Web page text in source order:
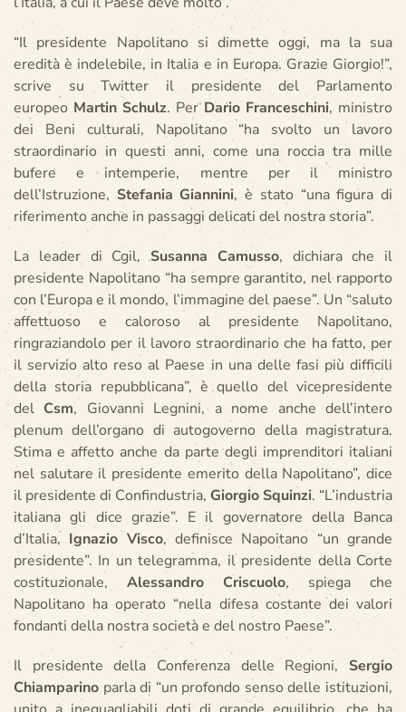
“Il presidente Napolitano si dimette oggi, ma la sua
eredità è indelebile, in Italia e in Europa. Grazie Giorgio!”,
scrive su Twitter il presidente del Parlamento
europeo Martin Schulz. PerDario Franceschini, ministro
dei Beni culturali, Napolitano “ha svolto un lavoro
straordinario in questi anni, come una roccia tra mille
bufere e intemperie, mentre per il ministro
dell’Istruzione, Stefania Giannini, è stato “una figura di
riferimento anche in passaggi delicati del nostra storia”.
La leader di Cgil,Susanna Camusso, dichiara che il
presidente Napolitano “ha sempre garantito, nel rapporto
con l’Europa e il mondo, l’immagine del paese”. Un “saluto
affettuoso e caloroso al presidente Napolitano,
ringraziandolo per il lavoro straordinario che ha fatto, per
il servizio alto reso al Paese in una delle fasi più difficili
della storia repubblicana”, è quello del vicepresidente
del Csm, Giovanni Legnini, a nome anche dell’intero
plenum dell’organo di autogoverno della magistratura.
Stima e affetto anche da parte degli imprenditori italiani
nel salutare il presidente emerito della Napolitano”, dice
il presidente di Confindustria, Giorgio Squinzi. “L’industria
italiana gli dice grazie”. E il governatore della Banca
d’Italia, Ignazio Visco, definisce Napoitano “un grande
presidente”. In un telegramma, il presidente della Corte
costituzionale, Alessandro Criscuolo, spiega che
Napolitano ha operato “nella difesa costante dei valori
fondanti della nostra società e del nostro Paese”.
Il presidente della Conferenza delle Regioni, Sergio
Chiamparino parla di “un profondo senso delle istituzioni,